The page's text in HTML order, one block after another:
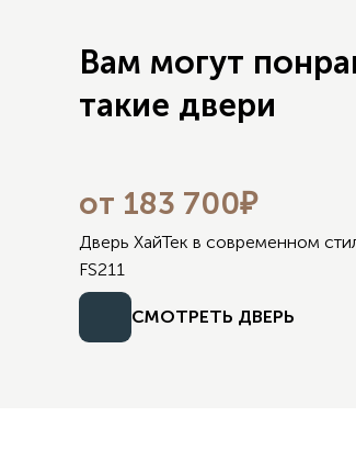
Вам могут
такие двери
от 183 700₽
Дверь ХайТек в современном
FS211
СМОТРЕТЬ ДВЕРЬ